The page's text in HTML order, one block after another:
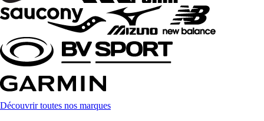
Découvrir toutes nos marques